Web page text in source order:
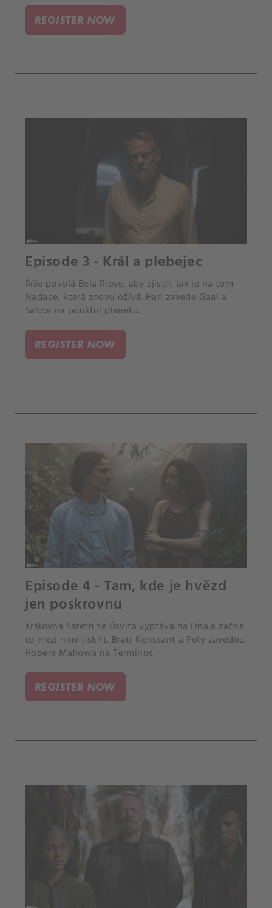
REGISTER NOW
Episode 3 - Král a plebejec
Říše povolá Bela Riose, aby zjistil, jak je na tom
Nadace, která znovu ožívá. Hari zavede Gaal a
Salvor na pouštní planetu.
REGISTER NOW
Episode 4 - Tam, kde je hvězd
jen poskrovnu
Královna Sareth se Úsvita vyptává na Dna a začne
to mezi nimi jiskřit. Bratr Konstant a Poly zavedou
Hobera Mallowa na Terminus.
REGISTER NOW